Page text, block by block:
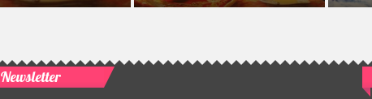
Newsletter